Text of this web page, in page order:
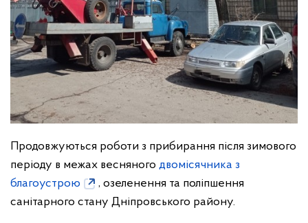
Продовжуються роботи з прибирання після зимового
періоду в межах весняного двомісячника з
благоустрою
, озеленення та поліпшення
санітарного стану Дніпровського району.